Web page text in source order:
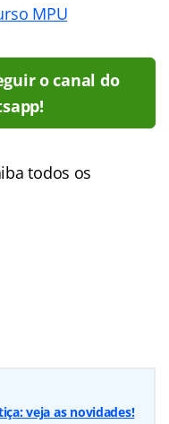
MPU
o canal do
todos os
veja as novidades!